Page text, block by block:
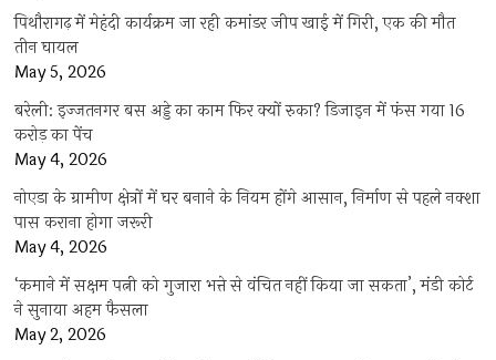
पिथौरागढ़ में मेहंदी कार्यक्रम जा रही कमांडर जीप खाई में गिरी, एक की मौत
तीन घायल
May 5, 2026
बरेली: इज्जतनगर बस अड्डे का काम फिर क्यों रुका? डिजाइन में फंस गया 16
करोड़ का पेंच
May 4, 2026
नोएडा के ग्रामीण क्षेत्रों में घर बनाने के नियम होंगे आसान, निर्माण से पहले नक्शा
पास कराना होगा जरूरी
May 4, 2026
‘कमाने में सक्षम पत्नी को गुजारा भत्ते से वंचित नहीं किया जा सकता’, मंडी कोर्ट
ने सुनाया अहम फैसला
May 2, 2026